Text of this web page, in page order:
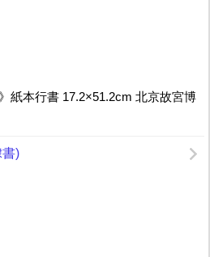
紙本行書 17.2×51.2cm 北京故宮博
)